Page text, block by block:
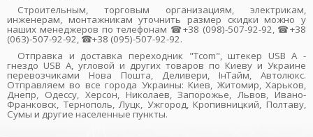
Строительным, торговым организациям, электрикам,
инженерам, монтажникам уточнить размер скидки можно у
наших менеджеров по телефонам ☎+38 (098)-507-92-92, ☎+38
(063)-507-92-92, ☎+38 (095)-507-92-92.
Отправка и доставка переходник "Tcom", штекер USB A -
гнездо USB A, угловой и других товаров по Киеву и Украине
перевозчиками Нова Пошта, Деливери, ІнТайм, Автолюкс.
Отправляем во все города Украины: Киев, Житомир, Харьков,
Днепр, Одессу, Херсон, Николаев, Запорожье, Львов, Ивано-
Франковск, Тернополь, Луцк, Ужгород, Кропивницкий, Полтаву,
Сумы и другие населенные пункты.